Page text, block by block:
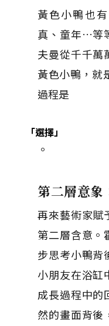
黃色小鴨也
真、童年…等
夫曼從千千萬
黃色小鴨，就
過程是
「選擇」
。
第二層意象
再來藝術家賦
第二層含意。
步思考小鴨背
小朋友在浴缸
成長過程中的
然的畫面背後